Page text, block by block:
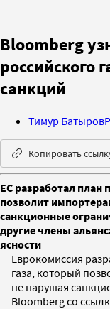
Bloomberg
российского
санкций
Тимур Батыров
Копировать
ЕС разработал план
позволит
санкционные
другие члены
ясности
Еврокомиссия
газа, который
не нарушая
Bloomberg со